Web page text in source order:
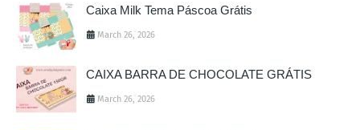
Caixa Milk Tema Páscoa Grátis
March 26, 2026
CAIXA BARRA DE CHOCOLATE GRÁTIS
March 26, 2026